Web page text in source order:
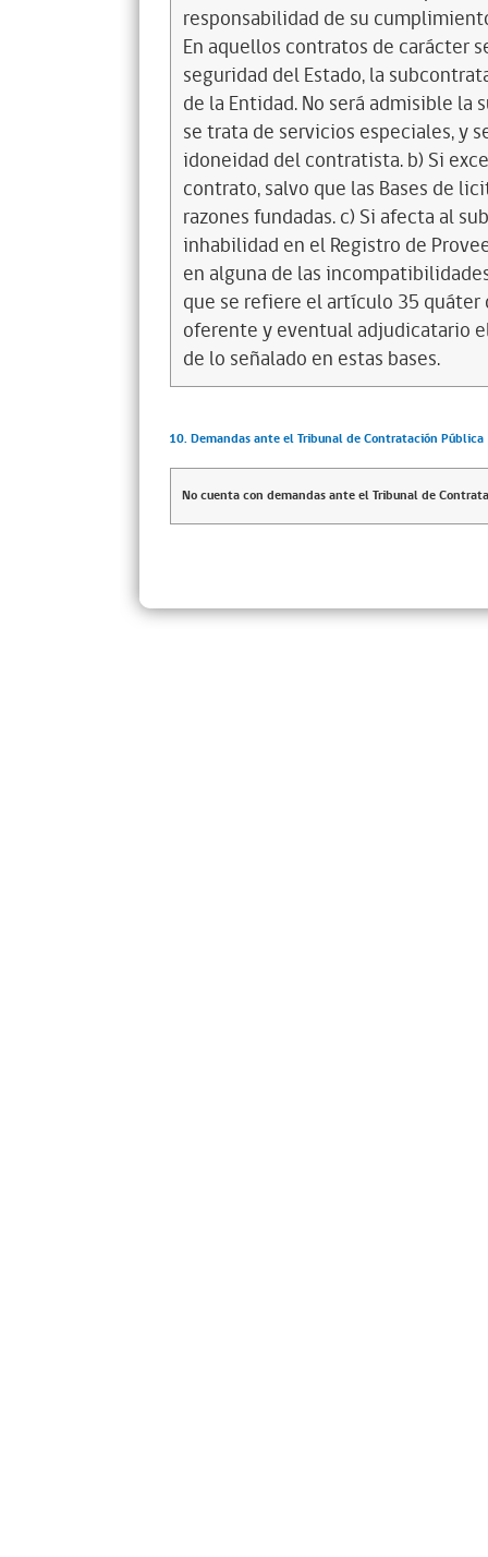
responsabilidad de su
En aquellos contratos de carácter
seguridad del Estado, la
de la Entidad. No será admisible la
se trata de servicios especiales, y
idoneidad del contratista. b) Si
contrato, salvo que las Bases de
razones fundadas. c) Si afecta al
inhabilidad en el Registro de
en alguna de las
que se refiere el artículo 35 quáter
oferente y eventual adjudicatario
de lo señalado en estas bases.
10. Demandas ante el Tribunal de Contratación Pública
No cuenta con demandas ante el Tribunal de